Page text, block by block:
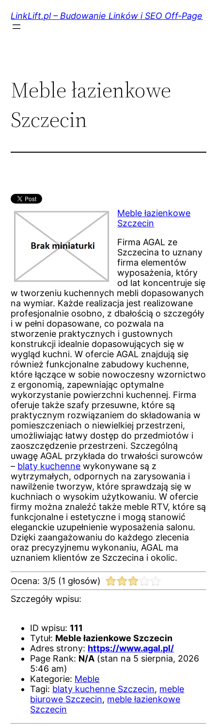
treści
LinkLift.pl – Budowanie Linków i SEO Off-Page
Meble łazienkowe
Szczecin
Meble łazienkowe
Szczecin
Firma AGAL ze
Szczecina to uznany
firma elementów
wyposażenia, który
od lat koncentruje się
w tworzeniu kuchennych mebli dopasowanych
na wymiar. Każde realizacja jest realizowane
profesjonalnie osobno, z dbałością o szczegóły
i w pełni dopasowane, co pozwala na
stworzenie praktycznych i gustownych
konstrukcji idealnie dopasowujących się w
wygląd kuchni. W ofercie AGAL znajdują się
również funkcjonalne zabudowy kuchenne,
które łączące w sobie nowoczesny wzornictwo
z ergonomią, zapewniając optymalne
wykorzystanie powierzchni kuchennej. Firma
oferuje także szafy przesuwne, które są
praktycznym rozwiązaniem do składowania w
pomieszczeniach o niewielkiej przestrzeni,
umożliwiając łatwy dostęp do przedmiotów i
zaoszczędzenie przestrzeni. Szczególną
uwagę AGAL przykłada do trwałości surowców
– blaty kuchenne wykonywane są z
wytrzymałych, odpornych na zarysowania i
nawilżenie tworzyw, które sprawdzają się w
kuchniach o wysokim użytkowaniu. W ofercie
firmy można znaleźć także meble RTV, które są
funkcjonalne i estetyczne i mogą stanowić
eleganckie uzupełnienie wyposażenia salonu.
Dzięki zaangażowaniu do każdego zlecenia
oraz precyzyjnemu wykonaniu, AGAL ma
uznaniem klientów ze Szczecina i okolic.
Ocena: 3/5 (1 głosów)
Szczegóły wpisu:
ID wpisu: 111
Tytuł: Meble łazienkowe Szczecin
Adres strony: https://www.agal.pl/
Page Rank: N/A (stan na 5 sierpnia, 2026
5:46 am)
Kategorie: Meble
Tagi: blaty kuchenne Szczecin, meble
biurowe Szczecin, meble łazienkowe
Szczecin